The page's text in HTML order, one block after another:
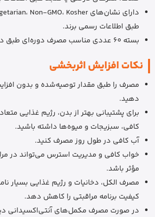
طبق اطلاعات رسمی برند.
بسته 60 عددی مناسب مصرف دوره‌ای طبق دستور برند.
نکات افزایش اثربخشی
مصرف را طبق مقدار توصیه‌شده و بدون
دهید.
برای پشتیبانی بهتر از بدن، رژیم غذایی
کافی، سبزیجات و میوه‌ها داشته باشید.
آب کافی در طول روز مصرف کنید.
خواب کافی و مدیریت استرس می‌تواند در
مؤثر باشد.
مصرف الکل، دخانیات و رژیم غذایی بسیار
کیفیت برنامه مراقبتی را کاهش دهد.
در صورت مصرف مکمل‌های آنتی‌اکسیدانی